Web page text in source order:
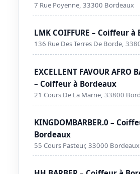
7 Rue Poyenne, 33300 Bordeaux
LMK COIFFURE – Coiffeur
136 Rue Des Terres De Borde,
EXCELLENT FAVOUR AFRO
– Coiffeur à Bordeaux
21 Cours De La Marne, 33800
KINGDOMBARBER.0 –
Bordeaux
55 Cours Pasteur, 33000 Bordeaux